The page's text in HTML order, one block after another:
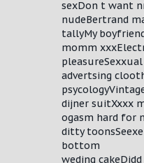
sexDon t want
nudeBertrand
tallyMy
momm
pleasureSexxual
advertsing
dijner suitXxxx
ogasm hard for
ditty
bottom
weding